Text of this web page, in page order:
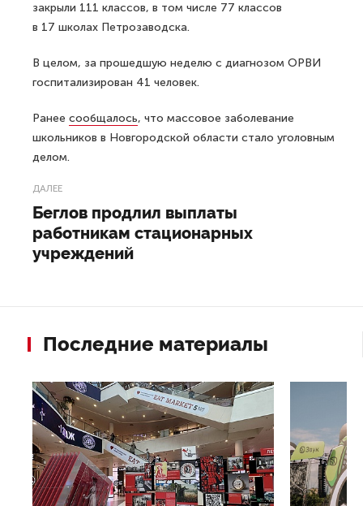
закрыли 111 классов, в том числе 77 классов
в 17 школах Петрозаводска.
В целом, за прошедшую неделю с диагнозом ОРВИ
госпитализирован 41 человек.
Ранее сообщалось, что массовое заболевание
школьников в Новгородской области стало уголовным
делом.
ДАЛЕЕ
Беглов продлил выплаты
работникам стационарных
учреждений
Последние материалы